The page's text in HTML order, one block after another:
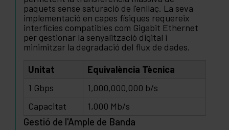
paquets sense saturació de l'enllaç. La seva
implementació en capes físiques requereix
interfícies compatibles com Gigabit Ethernet
per gestionar la senyalització digital i
minimitzar la degradació del flux de dades.
Unitat
Equivalència Tècnica
1 Gbps
1,000,000,000 b/s
Capacitat
1,000 Mb/s
Gestió de l'Ample de Banda